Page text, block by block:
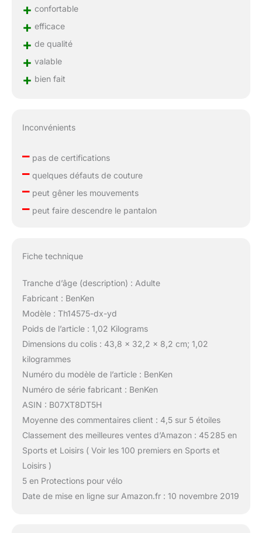
+ confortable
+ efficace
+ de qualité
+ valable
+ bien fait
Inconvénients
–pas de certifications
–quelques défauts de couture
–peut gêner les mouvements
–peut faire descendre le pantalon
Fiche technique
Tranche d’âge (description) : Adulte
Fabricant : BenKen
Modèle : Th14575-dx-yd
Poids de l’article : 1,02 Kilograms
Dimensions du colis : 43,8 x 32,2 x 8,2 cm; 1,02
kilogrammes
Numéro du modèle de l’article : BenKen
Numéro de série fabricant : BenKen
ASIN : B07XT8DT5H
Moyenne des commentaires client : 4,5 sur 5 étoiles
Classement des meilleures ventes d’Amazon : 45 285 en
Sports et Loisirs ( Voir les 100 premiers en Sports et
Loisirs )
5 en Protections pour vélo
Date de mise en ligne sur Amazon.fr : 10 novembre 2019